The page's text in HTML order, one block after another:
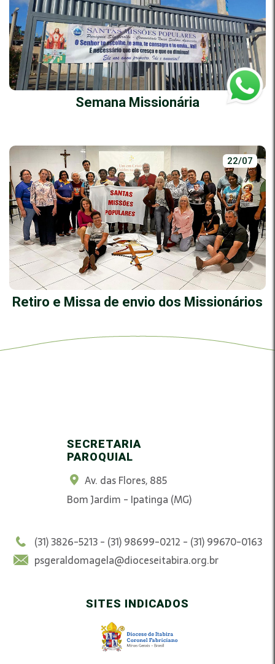
Semana Missionária
22/07
Retiro e Missa de envio dos Missionários
SECRETARIA
PAROQUIAL
Av. das Flores, 885
Bom Jardim - Ipatinga (MG)
(31) 3826-5213 - (31) 98699-0212 - (31) 99670-0163
psgeraldomagela@dioceseitabira.org.br
SITES INDICADOS